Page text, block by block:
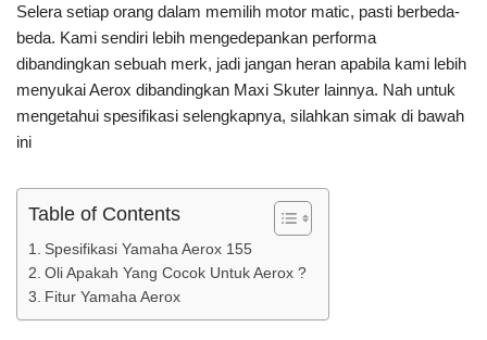
Selera setiap orang dalam memilih motor matic, pasti berbeda-
beda. Kami sendiri lebih mengedepankan performa
dibandingkan sebuah merk, jadi jangan heran apabila kami lebih
menyukai Aerox dibandingkan Maxi Skuter lainnya. Nah untuk
mengetahui spesifikasi selengkapnya, silahkan simak di bawah
ini
Table of Contents
Spesifikasi Yamaha Aerox 155
Oli Apakah Yang Cocok Untuk Aerox ?
Fitur Yamaha Aerox